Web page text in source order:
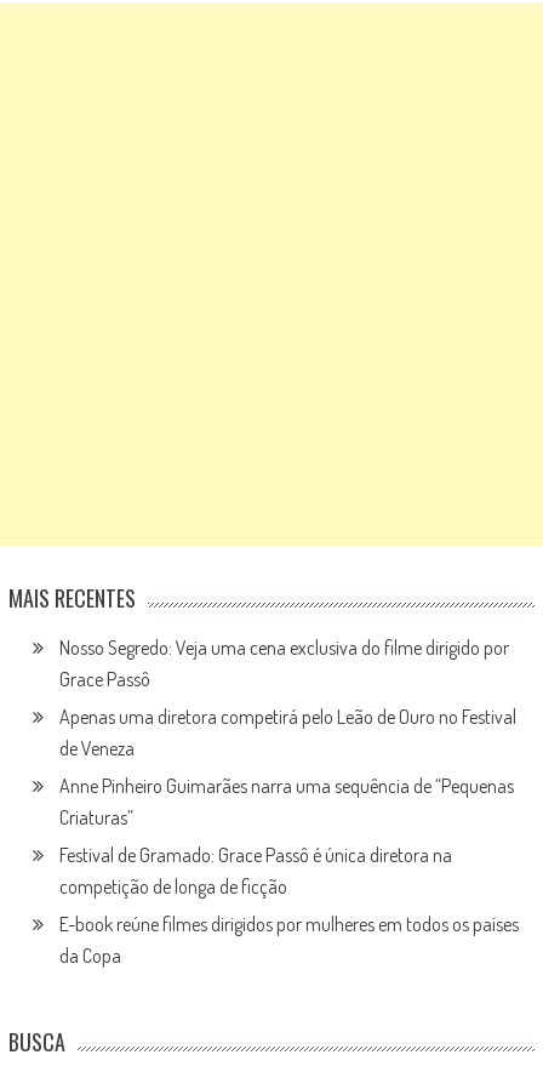
MAIS RECENTES
Nosso Segredo: Veja uma cena exclusiva do filme dirigido por
Grace Passô
Apenas uma diretora competirá pelo Leão de Ouro no Festival
de Veneza
Anne Pinheiro Guimarães narra uma sequência de “Pequenas
Criaturas”
Festival de Gramado: Grace Passô é única diretora na
competição de longa de ficção
E-book reúne filmes dirigidos por mulheres em todos os países
da Copa
BUSCA